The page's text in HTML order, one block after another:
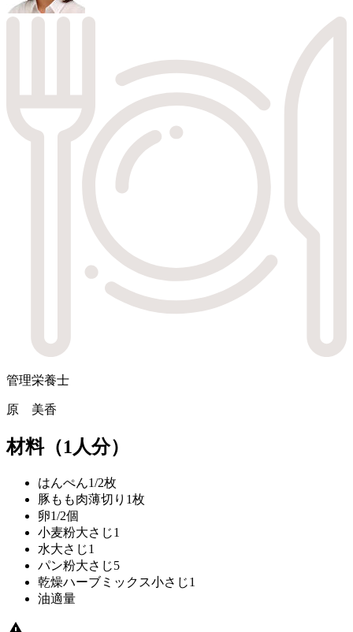
管理栄養士
原 美香
材料（1人分）
はんぺん1/2枚
豚もも肉薄切り 1枚
卵1/2個
小麦粉大さじ1
水大さじ1
パン粉大さじ5
乾燥ハーブミックス小さじ1
油適量